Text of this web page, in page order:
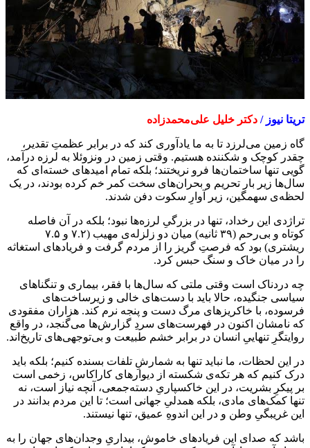
تریتا نیوز / دکتر خلیل علی‌محمدزاده
گاه زمین می‌لرزد تا به ما یادآوری کند که در برابر عظمتِ تقدیر،
چقدر کوچک و شکننده هستیم. وقتی زمین در ونزوئلا به لرزه درآمد،
گویی تنها ساختمان‌ها فرو نریختند؛ بلکه تمام امیدهای خسته‌ای که
سال‌ها زیر بار تحریم و بحران‌های سخت کمر خم کرده بودند، در یک
لحظه‌ی سهمگین، زیر آوارِ سکوت دفن شدند.
تراژدی این رخداد، تنها در بزرگیِ لرزه‌ها نبود؛ بلکه در آن فاصله
کوتاه و بی‌رحم (۳۹ ثانیه) میان دو زلزله‌ی مهیب (۷.۲ و ۷.۵
ریشتری) بود که فرصتِ گریز را از مردم گرفت و فریادهای استغاثه
را در میان خاک و سنگ حبس کرد.
چه دردناک است وقتی ملتی که سال‌ها با فقر، بیماری و تنگناهای
سیاسی جنگیده، حالا باید با دست‌های خالی و زیرساخت‌های
فرسوده، با خاکریزهای مرگ دست و پنجه نرم کند. هزاران مفقودی
که نامشان اکنون در فهرست‌های سردِ گزارش‌ها می‌گنجد، در واقع
روایتگرِ تنهاییِ انسان در برابر خشم طبیعت و بی‌توجهی‌های تاریخ‌اند.
در این لحظات، ما نباید تنها به شمارشِ تلفات بسنده کنیم؛ بلکه باید
درک کنیم که هر تکه‌ی شکسته از دیوارهای کاراکاس، زخمی است
بر پیکرِ بشریت، در این خاکسپاریِ دسته‌جمعی، آنچه نیاز است، نه
تنها کمک‌های مادی، بلکه همدلیِ جهانی است؛ تا این مردم بدانند در
این غریبگیِ وطن و در این اندوهِ عمیق، تنها نیستند.
باشد که صدای این فریادهای خاموش، بیداریِ وجدان‌های جهان را به